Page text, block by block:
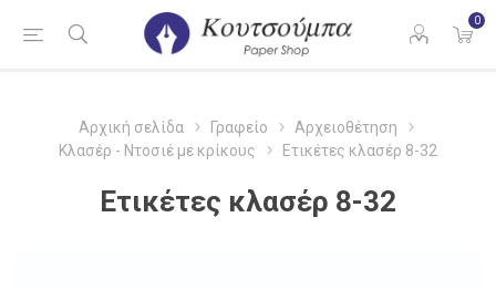
0
Αρχική σελίδα Γραφείο
Αρχειοθέτηση
Κλασέρ - Ντοσιέ με κρίκους
Ετικέτες κλασέρ 8-32
Ετικέτες κλασέρ 8-32